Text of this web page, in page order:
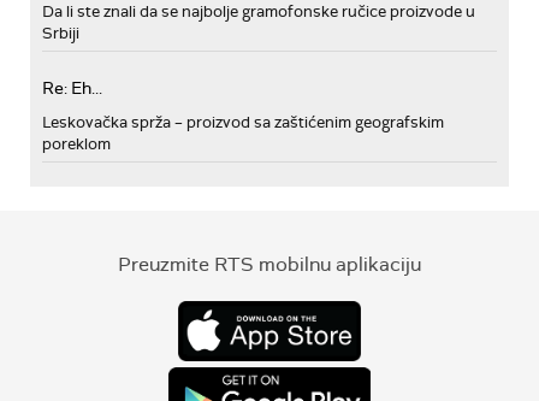
Da li ste znali da se najbolje gramofonske ručice proizvode u
Srbiji
Re: Eh...
Leskovačka sprža – proizvod sa zaštićenim geografskim
poreklom
Preuzmite RTS mobilnu aplikaciju